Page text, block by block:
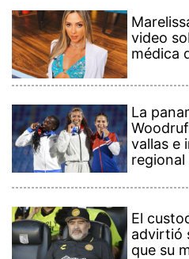
video
médica
La
vallas e
regional
El
advirtió
que su